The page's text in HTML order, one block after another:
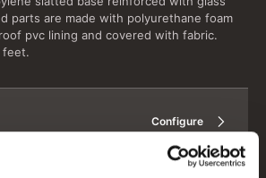
parts are made with polyurethane foam
pvc lining and covered with fabric.
feet.
Configure